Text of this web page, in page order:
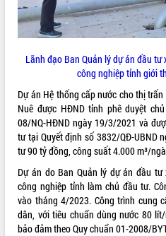
VIDEO
Lãnh đạo Ban Quản lý dự án đầu
công nghiệp tỉnh giới
Dự án Hệ thống cấp nước cho thị
Nuê được HĐND tỉnh phê duyệt
08/NQ-HĐND ngày 19/3/2021 và
tư tại Quyết định số 3832/QĐ-UBND
tư 90 tỷ đồng, công suất 4.000 m³/
Dự án do Ban Quản lý dự án đầu
công nghiệp tỉnh làm chủ đầu tư.
vào tháng 4/2023. Công trình cung
dân, với tiêu chuẩn dùng nước 80
bảo đảm theo Quy chuẩn 01-2008/